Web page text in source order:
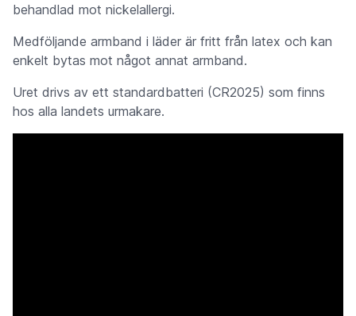
behandlad mot nickelallergi.
Medföljande armband i läder är fritt från latex och kan
enkelt bytas mot något annat armband.
Uret drivs av ett standardbatteri (CR2025) som finns
hos alla landets urmakare.